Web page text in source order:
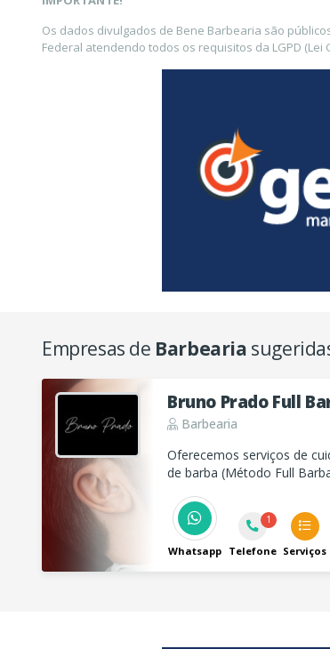
Os dados divulgados de Bene Barbearia são
Federal atendendo todos os requisitos da LGPD (Lei
Empresas de Barbearia
Bruno Prado Full
Barbearia
Oferecemos serviços de
de barba (Método Full
Whatsapp
1
Telefone Serviços